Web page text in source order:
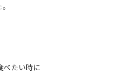
べたい時に